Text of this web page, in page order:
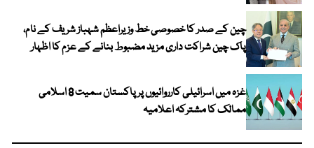
چین کے صدر کا خصوصی خط وزیراعظم شہباز شریف کے نام،
پاک چین شراکت داری مزید مضبوط بنانے کے عزم کا اظہار
غزہ میں اسرائیلی کارروائیوں پر پاکستان سمیت 8 اسلامی
ممالک کا مشترکہ اعلامیہ